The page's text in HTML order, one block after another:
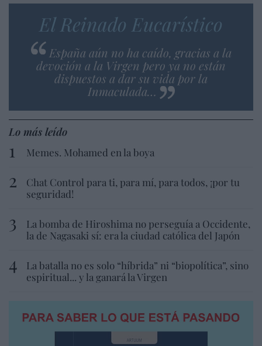
El Reinado Eucarístico
España aún no ha caído, gracias a la
devoción a la Virgen pero ya no están
dispuestos a dar su vida por la
Inmaculada…
Lo más leído
Memes. Mohamed en la boya
Chat Control para ti, para mí, para todos, ¡por tu
seguridad!
La bomba de Hiroshima no perseguía a Occidente,
la de Nagasaki sí: era la ciudad católica del Japón
La batalla no es solo “híbrida” ni “biopolítica”, sino
espiritual... y la ganará la Virgen